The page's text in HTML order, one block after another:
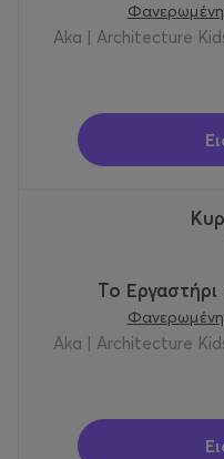
Aka | Architecture
Το Εργαστήρι
Aka | Architecture